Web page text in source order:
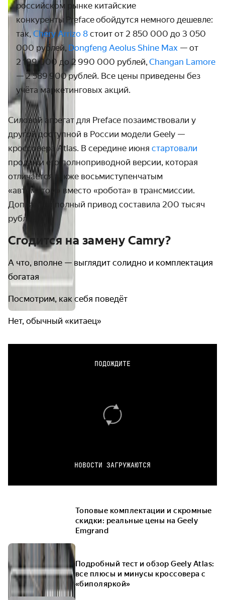
российском рынке китайские
конкуренты Prefaceобойдутся немного дешевле:
так,Chery Arrizo 8 стоит от 2 850 000 до 3 050
000 рублей, Dongfeng Aeolus Shine Max — от
2 199 000 до 2 990 000 рублей, Changan Lamore
—2 589 900 рублей. Все цены приведены без
учёта маркетинговых акций.
Силовой агрегат для Preface позаимствовали у
другой доступной в России модели Geely —
кроссовера Atlas. В середине июня стартовали
продажи его полноприводной версии, которая
отличается также восьмиступенчатым
«автоматом» вместо «робота» в трансмиссии.
Доплата за полный привод составила 200 тысяч
рублей.
Сгодится на замену Camry?
А что, вполне — выглядит солидно и комплектация
богатая
Посмотрим, как себя поведёт
Нет, обычный «китаец»
ПОДОЖДИТЕ
НОВОСТИ ЗАГРУЖАЮТСЯ
Топовые комплектации и скромные
скидки: реальные цены на Geely
Emgrand
Подробный тест и обзор Geely Atlas:
все плюсы и минусы кроссовера с
«биполяркой»